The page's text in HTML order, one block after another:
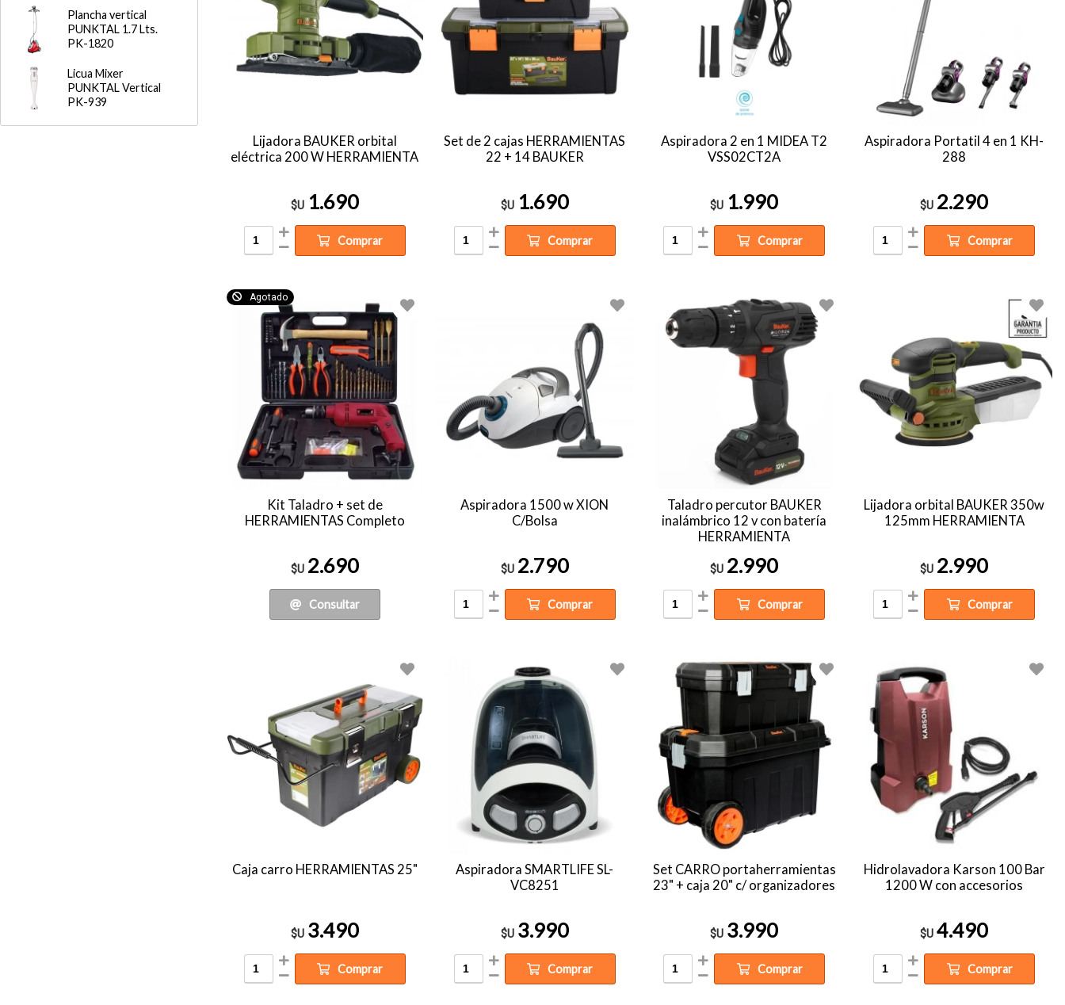
Plancha vertical
PUNKTAL 1.7 Lts.
PK-1820
Licua Mixer
PUNKTAL Vertical
PK-939
Lijadora BAUKER orbital
eléctrica 200 W HERRAMIENTA
$U 1.690
Comprar
Set de 2 cajas HERRAMIENTAS
22 + 14 BAUKER
$U 1.690
Comprar
Aspiradora 2 en 1 MIDEA T2
VSS02CT2A
$U 1.990
Comprar
Aspiradora Portatil 4 en 1 KH-
288
$U 2.290
Comprar
Agotado
Kit Taladro + set de
HERRAMIENTAS Completo
$U 2.690
Consultar
Aspiradora 1500 w XION
C/Bolsa
$U 2.790
Comprar
Taladro percutor BAUKER
inalámbrico 12 v con batería
HERRAMIENTA
$U 2.990
Comprar
Lijadora orbital BAUKER 350w
125mm HERRAMIENTA
$U 2.990
Comprar
Caja carro HERRAMIENTAS 25"
$U 3.490
Comprar
Aspiradora SMARTLIFE SL-
VC8251
$U 3.990
Comprar
Set CARRO portaherramientas
23" + caja 20" c/ organizadores
$U 3.990
Comprar
Hidrolavadora Karson 100 Bar
1200 W con accesorios
$U 4.490
Comprar